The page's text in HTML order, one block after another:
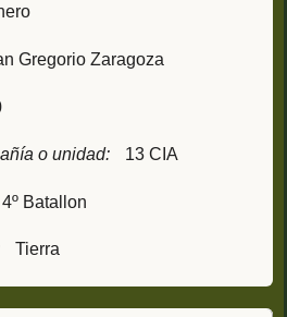
Gregorio Zaragoza
o unidad: 13 CIA
4º Batallon
Tierra